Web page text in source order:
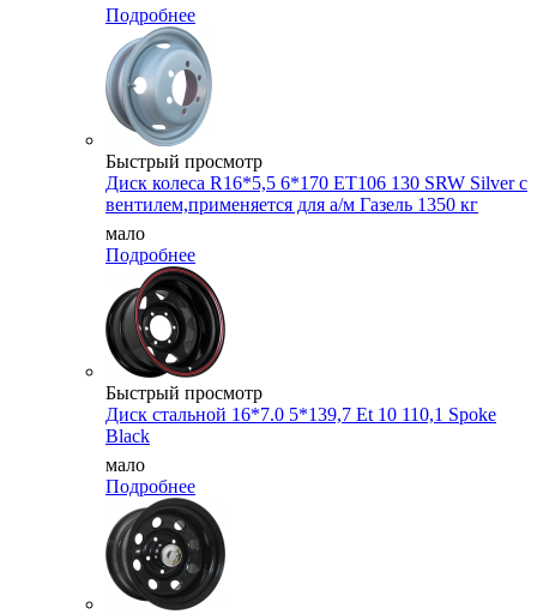
Подробнее
Быстрый просмотр
Диск колеса R16*5,5 6*170 ET106 130 SRW Silver с
вентилем,применяется для а/м Газель 1350 кг
мало
Подробнее
Быстрый просмотр
Диск стальной 16*7.0 5*139,7 Et 10 110,1 Spoke
Black
мало
Подробнее